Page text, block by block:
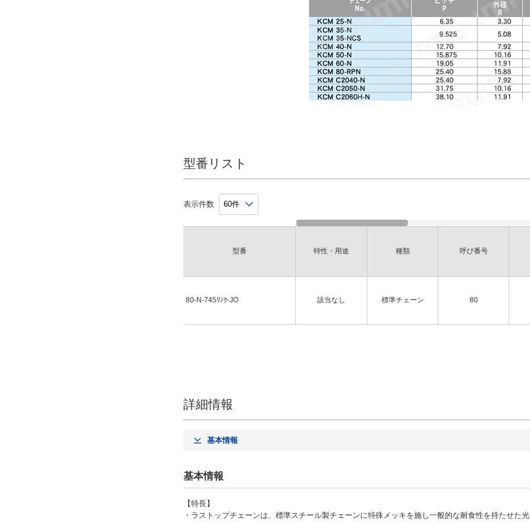
型番リスト
表示件数
型番
80-N-745ﾘﾝｸ-JO
特性・用途 種類 呼び番号
該当なし 標準チェーン 80
詳細情報
基本情報
基本情報
【特長】
・ラストップチェーンは、標準スチール製チェーンに特殊メッキを施し一般的な耐食性を持たせた